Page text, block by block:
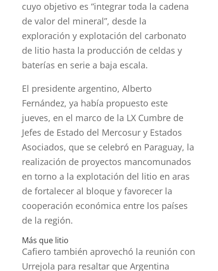
cuyo objetivo es “integrar toda la cadena
de valor del mineral”, desde la
exploración y explotación del carbonato
de litio hasta la producción de celdas y
baterías en serie a baja escala.
El presidente argentino, Alberto
Fernández, ya había propuesto este
jueves, en el marco de la LX Cumbre de
Jefes de Estado del Mercosur y Estados
Asociados, que se celebró en Paraguay, la
realización de proyectos mancomunados
en torno a la explotación del litio en aras
de fortalecer al bloque y favorecer la
cooperación económica entre los países
de la región.
Más que litio
Cafiero también aprovechó la reunión con
Urrejola para resaltar que Argentina